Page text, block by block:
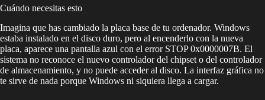
Cuándo necesitas esto
Imagina que has cambiado la placa base de tu ordenador. Windows
estaba instalado en el disco duro, pero al encenderlo con la nueva
placa, aparece una pantalla azul con el error STOP 0x0000007B. El
sistema no reconoce el nuevo controlador del chipset o del controlador
de almacenamiento, y no puede acceder al disco. La interfaz gráfica no
te sirve de nada porque Windows ni siquiera llega a cargar.